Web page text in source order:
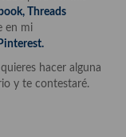
,
Threads
en mi
Pinterest.
hacer alguna
y te contestaré.